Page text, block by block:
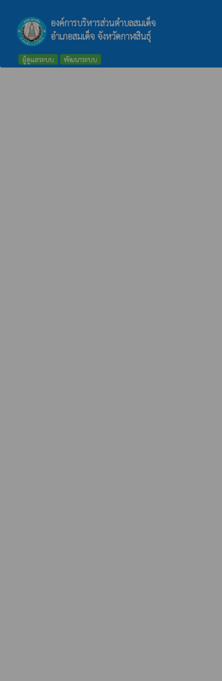
องค์การบริหารส่วนตำบลสมเด็จ
อำเภอสมเด็จ จังหวัดกาฬสินธุ์
ผู้ดูแลระบบ พัฒนาระบบ